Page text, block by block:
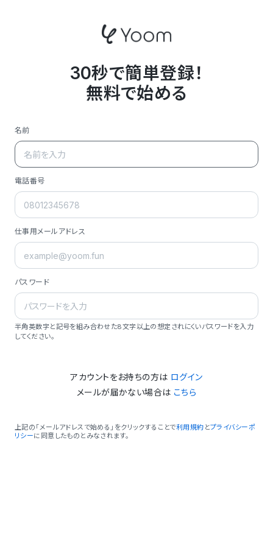
30秒で簡単登録！
無料で始める
名前
電話番号
仕事用メールアドレス
パスワード
半角英数字と記号を組み合わせた8文字以上の想定されにくいパスワードを入力
してください。
アカウントをお持ちの方は ログイン
メールが届かない場合は こちら
上記の「メールアドレスで始める」をクリックすることで利用規約 とプライバシーポ
リシーに同意したものとみなされます。